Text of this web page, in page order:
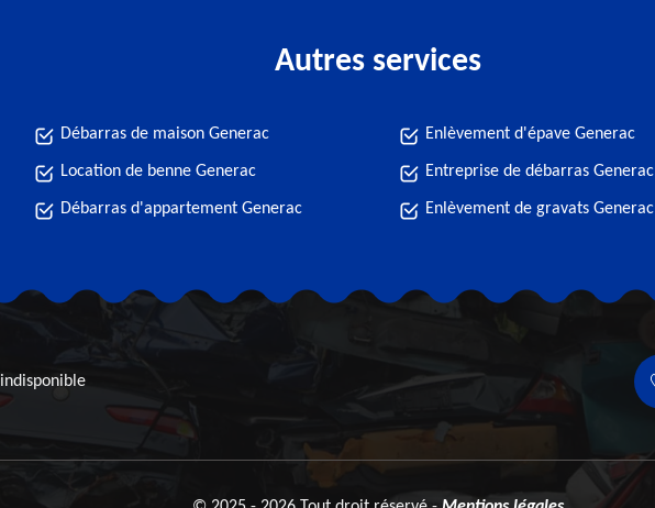
Autres services
Débarras de maison Generac
Location de benne Generac
Débarras d'appartement Generac
Enlèvement d'épave Generac
Entreprise de débarras Generac
Enlèvement de gravats Generac
indisponible